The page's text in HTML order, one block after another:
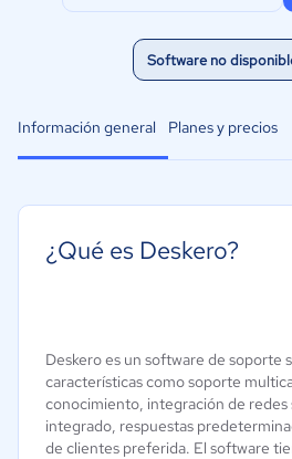
Software no
Información general Planes y precios
¿Qué es Deskero?
Deskero es un software de soporte
características como soporte
conocimiento, integración de redes
integrado, respuestas
de clientes preferida. El software